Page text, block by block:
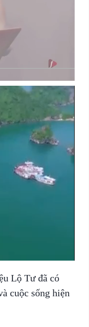
Lộ Tư đã có
cuộc sống hiện